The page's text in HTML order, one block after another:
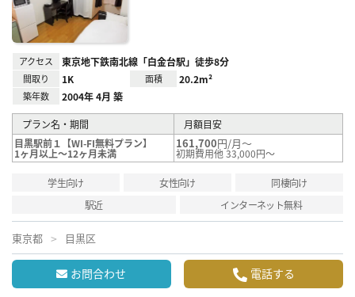
アクセス 東京地下鉄南北線「白金台駅」徒歩8分
間取り 1K 面積 20.2m²
築年数 2004年 4月 築
プラン名・期間
月額目安
目黒駅前１【WI-FI無料プラン】
1ヶ月以上～12ヶ月未満
161,700円/月～
初期費用他 33,000円～
学生向け 女性向け
同棲向け
駅近
インターネット無料
東京都 目黒区
お問合わせ 電話する